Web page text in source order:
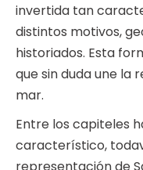
invertida tan
distintos motivos,
historiados. Esta
que sin duda une la
mar.
Entre los capiteles
característico,